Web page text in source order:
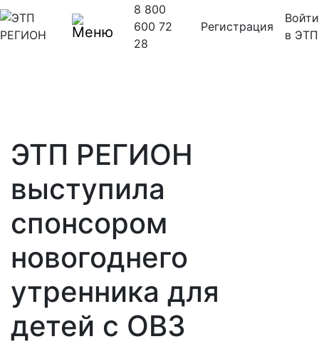
8 800
600 72
28
Регистрация
Войти
в ЭТП
ЭТП РЕГИОН
выступила
спонсором
новогоднего
утренника для
детей с ОВЗ